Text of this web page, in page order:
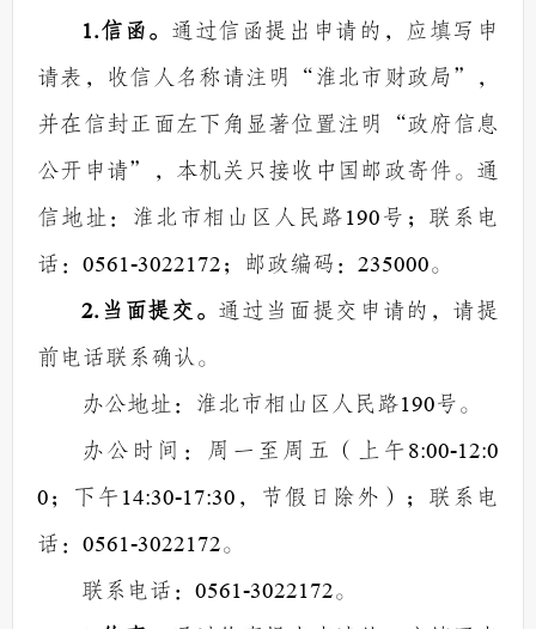
1.信函。 通过信函提出申请的，应填写申
请表，收信人名称请注明
“淮北市财政局 ”
，
并在信封正面左下角显著位置注明
“政府信息
公开申请”
，本机关只接收中国邮政寄件。通
信地址：淮北市相山区人民路190号；联系电
话： 0561-3022172；邮政编码： 235000。
2.当面提交。 通过当面提交申请的，请提
前电话联系确认。
办公地址：淮北市相山区人民路190号。
办公时间：周一至周五（上午 8:00-12:0
0；下午 14:30-17:30 ，节假日除外）；联系电
话： 0561-3022172。
联系电话：0561-3022172。